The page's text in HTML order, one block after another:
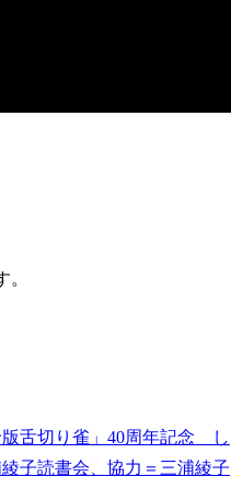
版舌切り雀」40周年記念 し
子読書会、協力＝三浦綾子